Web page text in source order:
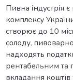
Пивна індустрія
комплексу
створює до 10
солоду,
надходять
рентабельним та
вкладання